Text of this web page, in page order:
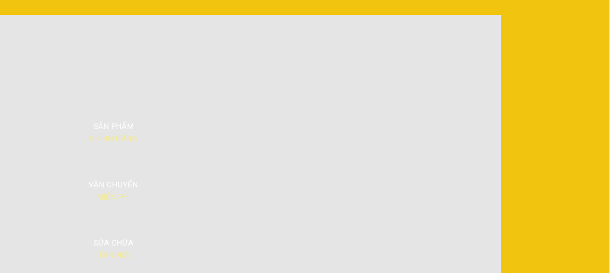
SẢN PHẨM
CHÍNH HÃNG
VẬN CHUYỂN
MIỄN PHÍ
SỬA CHỮA
TẬN NƠI